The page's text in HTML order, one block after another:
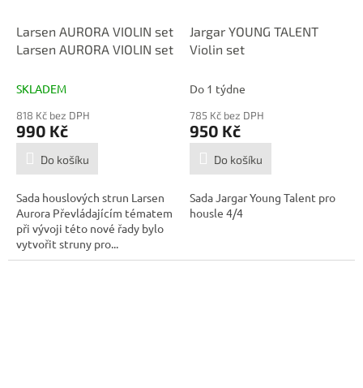
Larsen AURORA VIOLIN set
Larsen AURORA VIOLIN set
SKLADEM
818 Kč bez DPH
990 Kč
Do košíku
Sada houslových strun Larsen
Aurora Převládajícím tématem
při vývoji této nové řady bylo
vytvořit struny pro...
Jargar YOUNG TALENT
Violin set
Do 1 týdne
785 Kč bez DPH
950 Kč
Do košíku
Sada Jargar Young Talent pro
housle 4/4